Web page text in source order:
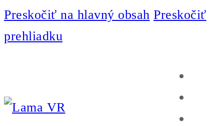
Preskočiť na hlavný obsah Preskočiť
prehliadku